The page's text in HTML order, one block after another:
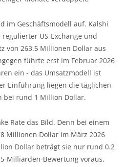
im Geschäftsmodell auf. Kalshi
US-Exchange und
von 263.5 Millionen Dollar aus
führte erst im Februar 2026
ein - das Umsatzmodell ist
Einführung liegen die täglichen
bei rund 1 Million Dollar.
Rate das Bild. Denn bei einem
Millionen Dollar im März 2026
Dollar beträgt sie nur rund 0.2
Milliarden-Bewertung voraus,